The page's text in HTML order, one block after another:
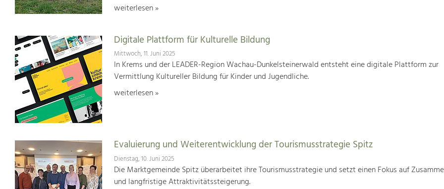
weiterlesen »
Digitale Plattform für Kulturelle Bildung
Mittwoch, 11. Juni 2025
In Krems und der LEADER-Region Wachau-Dunkelsteinerwald entsteht eine digitale Plattform zur
Vermittlung Kultureller Bildung für Kinder und Jugendliche.
weiterlesen »
Evaluierung und Weiterentwicklung der Tourismusstrategie Spitz
Dienstag, 10. Juni 2025
Die Marktgemeinde Spitz überarbeitet ihre Tourismusstrategie und setzt einen Fokus auf
und langfristige Attraktivitätssteigerung.